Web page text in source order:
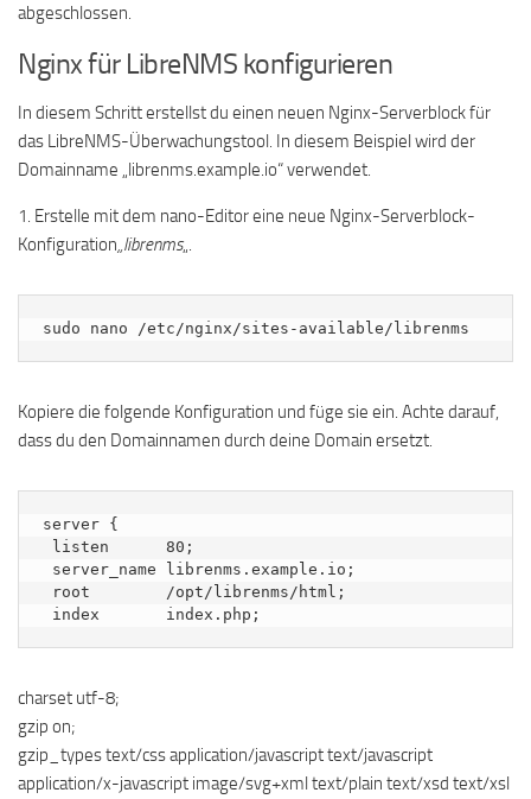
abgeschlossen.
Nginx für LibreNMS konfigurieren
In diesem Schritt erstellst du einen neuen Nginx-Serverblock für
das LibreNMS-Überwachungstool. In diesem Beispiel wird der
Domainname „librenms.example.io“ verwendet.
1. Erstelle mit dem nano-Editor eine neue Nginx-Serverblock-
Konfiguration „librenms„.
sudo nano /etc/nginx/sites-available/librenms
Kopiere die folgende Konfiguration und füge sie ein. Achte darauf,
dass du den Domainnamen durch deine Domain ersetzt.
server {
listen      80;
server_name librenms.example.io;
root        /opt/librenms/html;
index       index.php;
charset utf-8;
gzip on;
gzip_types text/css application/javascript text/javascript
application/x-javascript image/svg+xml text/plain text/xsd text/xsl